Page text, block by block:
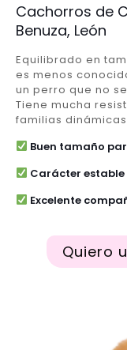
Cachorros de
Benuza, León
Equilibrado en
es menos
un perro que no
Tiene mucha
familias
Buen tamaño
Carácter estable
Excelente
Quiero